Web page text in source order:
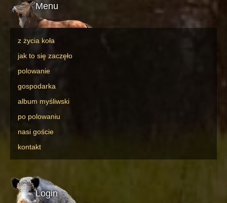
Menu
z życia koła
jak to się zaczęło
polowanie
gospodarka
album myśliwski
po polowaniu
nasi goście
kontakt
Login